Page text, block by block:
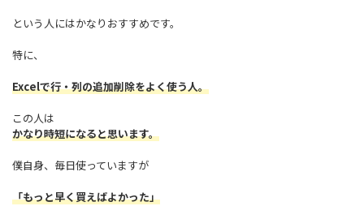
という人にはかなりおすすめです。
特に、
Excelで行・列の追加削除をよく使う人。
この人は
かなり時短になると思います。
僕自身、毎日使っていますが
「もっと早く買えばよかった」